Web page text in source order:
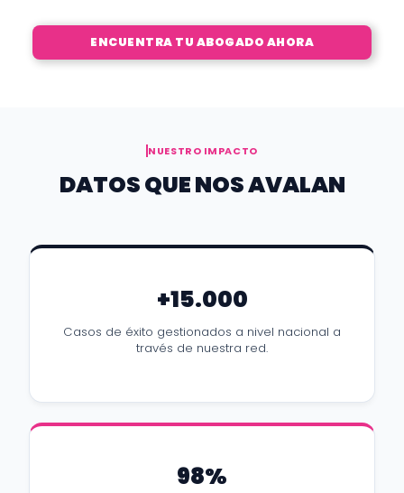
ENCUENTRA TU ABOGADO AHORA
NUESTRO IMPACTO
DATOS QUE NOS AVALAN
+15.000
Casos de éxito gestionados a nivel nacional a
través de nuestra red.
98%